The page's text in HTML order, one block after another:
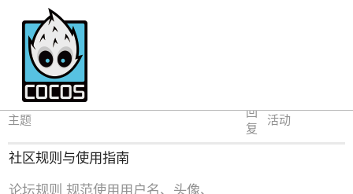
非技术
主题
回
复
活动
社区规则与使用指南
论坛规则 规范使用用户名、头像、